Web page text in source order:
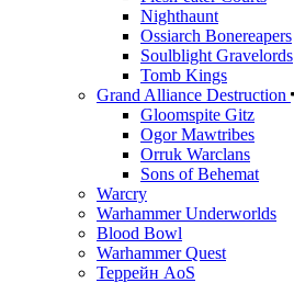
Nighthaunt
Ossiarch Bonereapers
Soulblight Gravelords
Tomb Kings
Grand Alliance Destruction
Gloomspite Gitz
Ogor Mawtribes
Orruk Warclans
Sons of Behemat
Warcry
Warhammer Underworlds
Blood Bowl
Warhammer Quest
Террейн AoS